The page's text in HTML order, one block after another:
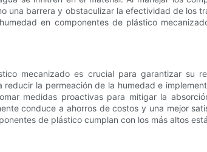
una barrera y obstaculizar la efectividad de los
en componentes de plástico
mecanizado es crucial para garantizar su
la permeación de la humedad e
medidas proactivas para mitigar la
conduce a ahorros de costos y una mejor
de plástico cumplan con los más altos